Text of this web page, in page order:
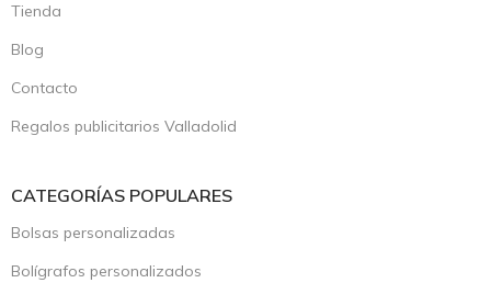
Tienda
Blog
Contacto
Regalos publicitarios Valladolid
CATEGORÍAS POPULARES
Bolsas personalizadas
Bolígrafos personalizados